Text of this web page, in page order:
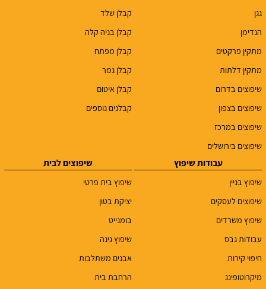
גגן
הנדימן
מתקין פרקטים
מתקין דלתות
שיפוצים בדרום
שיפוצים בצפון
שיפוצים במרכז
שיפוצים בירושלים
קבלן שלד
קבלן בניה קלה
קבלן מפתח
קבלן גמר
קבלן איטום
קבלנים נוספים
עבודות שיפוץ
שיפוץ בניין
שיפוצים לעסקים
שיפוץ משרדים
עבודות גבס
חיפוי קירות
מיקרוטופינג
שיפוצים לבית
שיפוץ בית פרטי
יציקת בטון
בומנייט
שיפוץ גינה
אבנים משתלבות
הרחבת בית